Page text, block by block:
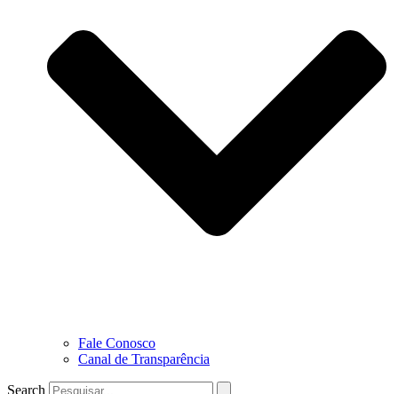
Fale Conosco
Canal de Transparência
Search